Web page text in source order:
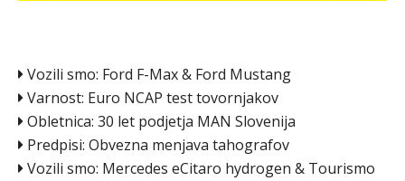
Vozili smo: Ford F-Max & Ford Mustang
Varnost: Euro NCAP test tovornjakov
Obletnica: 30 let podjetja MAN Slovenija
Predpisi: Obvezna menjava tahografov
Vozili smo: Mercedes eCitaro hydrogen & Tourismo